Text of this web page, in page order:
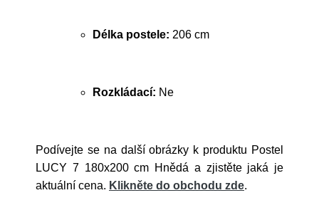
Délka postele: 206 cm
Rozkládací: Ne
Podívejte se na další obrázky k produktu Postel
LUCY 7 180x200 cm Hnědá a zjistěte jaká je
aktuální cena. Klikněte do obchodu zde.